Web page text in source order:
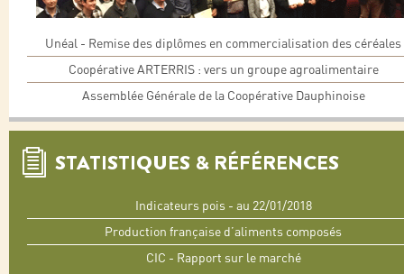
Unéal - Remise des diplômes en commercialisation des céréales
Coopérative ARTERRIS : vers un groupe agroalimentaire
Assemblée Générale de la Coopérative Dauphinoise
STATISTIQUES & RÉFÉRENCES
Indicateurs pois - au 22/01/2018
Production française d’aliments composés
CIC - Rapport sur le marché